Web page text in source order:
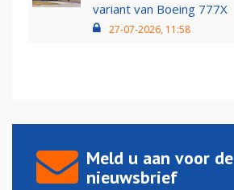
variant van Boeing 777X
27-07-2026, 11:58
Meld u aan voor de
nieuwsbrief